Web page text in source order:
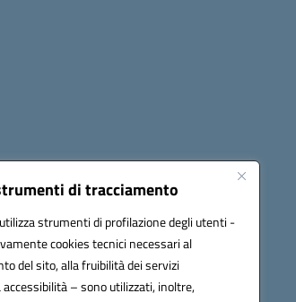
di tracciamento
strumenti di profilazione degli utenti -
cookies tecnici necessari al
del sito, alla fruibilità dei servizi
– sono utilizzati, inoltre,